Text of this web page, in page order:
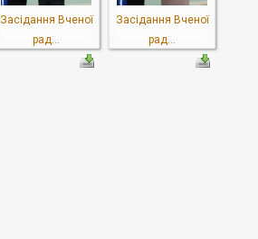
Засідання Вченої
рад...
Засідання Вченої
рад...